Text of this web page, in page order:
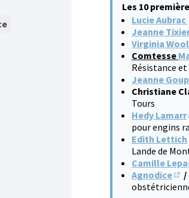
Les 10
Lucie Aubrac
Jeanne
Virginia
Comtesse
Résistance
Jeanne
Christiane
Tours
Hedy Lamarr
pour engins
Edith Lettich
Lande de
Camille
Agnodice
/